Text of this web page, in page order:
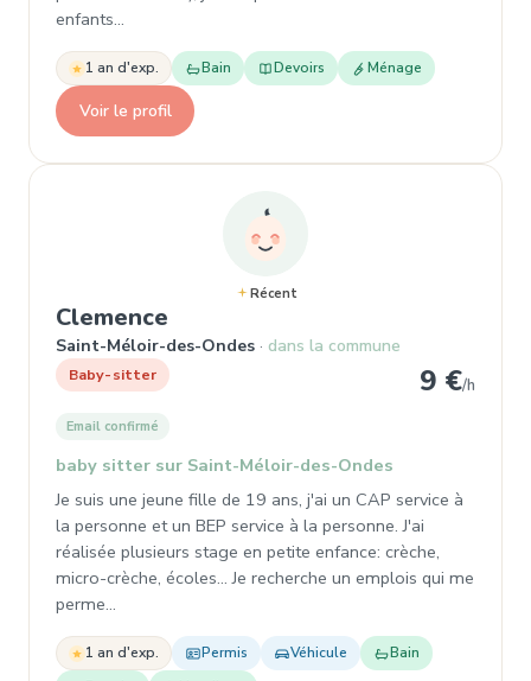
enfants…
1 an d'exp. Bain Devoirs Ménage
Voir le profil
Récent
Clemence
Saint-Méloir-des-Ondes dans la commune
Baby-sitter 9 €/h
Email confirmé
baby sitter sur Saint-Méloir-des-Ondes
Je suis une jeune fille de 19 ans, j'ai un CAP service à
la personne et un BEP service à la personne. J'ai
réalisée plusieurs stage en petite enfance: crèche,
micro-crèche, écoles... Je recherche un emplois qui me
perme…
1 an d'exp. Permis Véhicule
Bain